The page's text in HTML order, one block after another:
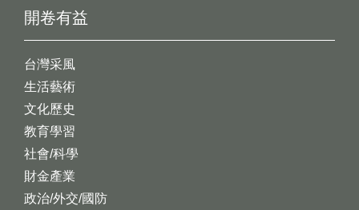
開卷有益
台灣采風
生活藝術
文化歷史
教育學習
社會/科學
財金產業
政治/外交/國防